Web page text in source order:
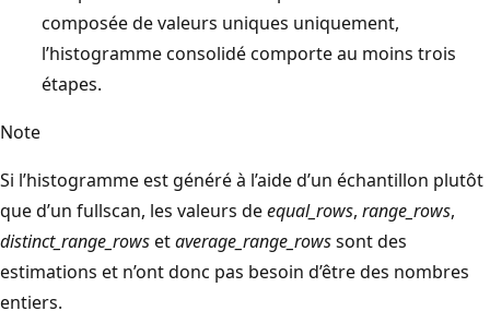
composée de valeurs uniques uniquement,
l’histogramme consolidé comporte au moins trois
étapes.
Note
Si l’histogramme est généré à l’aide d’un échantillon plutôt
que d’un fullscan, les valeurs deequal_rows, range_rows,
distinct_range_rowsetaverage_range_rowssont des
estimations et n’ont donc pas besoin d’être des nombres
entiers.